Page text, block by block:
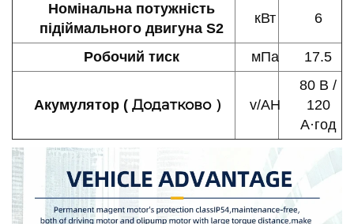
Номінальна потужність
підіймального двигуна S2
кВт 6
Робочий тиск мПа 17.5
Акумулятор ( Додатково ） v/AH
80 В /
120
А·год